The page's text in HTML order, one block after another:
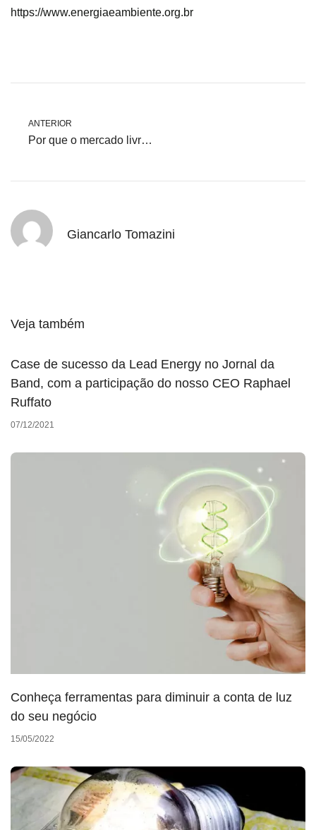
https://www.energiaeambiente.org.br
ANTERIOR
Por que o mercado livre é a escolha natural para empresas modernas
Giancarlo Tomazini
Veja também
Case de sucesso da Lead Energy no Jornal da
Band, com a participação do nosso CEO Raphael
Ruffato
07/12/2021
Conheça ferramentas para diminuir a conta de luz
do seu negócio
15/05/2022